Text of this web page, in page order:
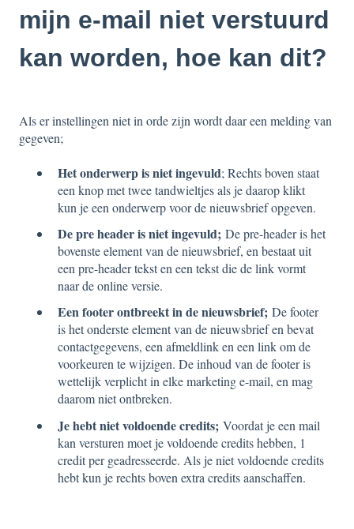
mijn e-mail niet verstuurd
kan worden, hoe kan dit?
Als er instellingen niet in orde zijn wordt daar een melding van
gegeven;
Het onderwerp is niet ingevuld; Rechts boven staat
een knop met twee tandwieltjes als je daarop klikt
kun je een onderwerp voor de nieuwsbrief opgeven.
De pre header is niet ingevuld; De pre-header is het
bovenste element van de nieuwsbrief, en bestaat uit
een pre-header tekst en een tekst die de link vormt
naar de online versie.
Een footer ontbreekt in de nieuwsbrief; De footer
is het onderste element van de nieuwsbrief en bevat
contactgegevens, een afmeldlink en een link om de
voorkeuren te wijzigen. De inhoud van de footer is
wettelijk verplicht in elke marketing e-mail, en mag
daarom niet ontbreken.
Je hebt niet voldoende credits; Voordat je een mail
kan versturen moet je voldoende credits hebben, 1
credit per geadresseerde. Als je niet voldoende credits
hebt kun je rechts boven extra credits aanschaffen.